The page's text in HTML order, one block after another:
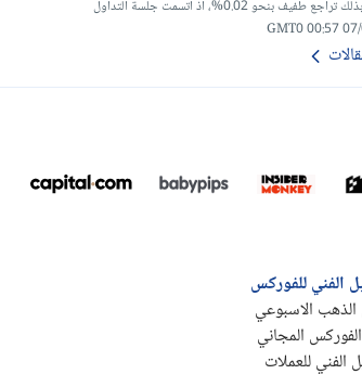
07/
الفني للفوركس
الاسبوعي
المجاني
الفني للعملات